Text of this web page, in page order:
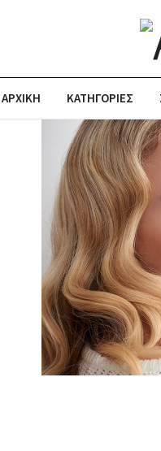
ΑΡΧΙΚΗ ΚΑΤΗΓΟΡΙΕΣ